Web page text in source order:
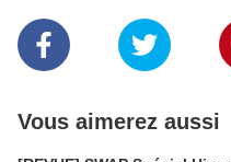
Vous aimerez aussi